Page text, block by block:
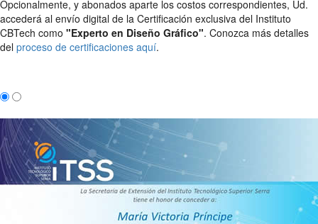
Opcionalmente, y abonados aparte los costos correspondientes, Ud.
accederá al envío digital de la Certificación exclusiva del Instituto
CBTech como "Experto en Diseño Gráfico". Conozca más detalles
del proceso de certificaciones aquí.